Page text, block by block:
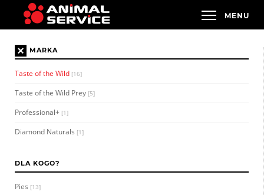
× MARKA
Taste of the Wild [16]
Taste of the Wild Prey [5]
Professional+ [1]
Diamond Naturals [1]
DLA KOGO?
Pies [13]